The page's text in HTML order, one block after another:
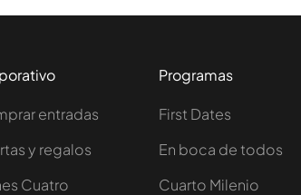
entradas
y regalos
Cuatro
Programas
First Dates
En boca de todos
Cuarto Milenio